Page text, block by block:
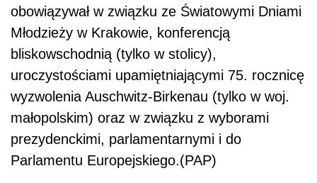
obowiązywał w związku ze Światowymi Dniami
Młodzieży w Krakowie, konferencją
bliskowschodnią (tylko w stolicy),
uroczystościami upamiętniającymi 75. rocznicę
wyzwolenia Auschwitz-Birkenau (tylko w woj.
małopolskim) oraz w związku z wyborami
prezydenckimi, parlamentarnymi i do
Parlamentu Europejskiego.(PAP)